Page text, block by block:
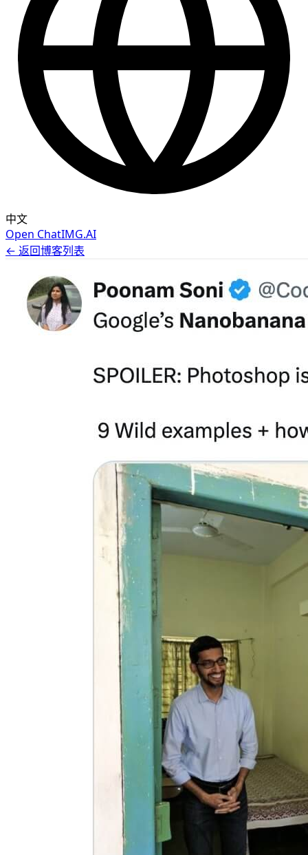
中文
Open ChatIMG.AI
← 返回博客列表